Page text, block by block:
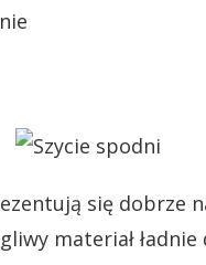
się dobrze
materiał ładnie